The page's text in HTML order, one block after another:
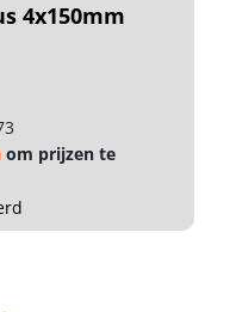
4x150mm
om prijzen te